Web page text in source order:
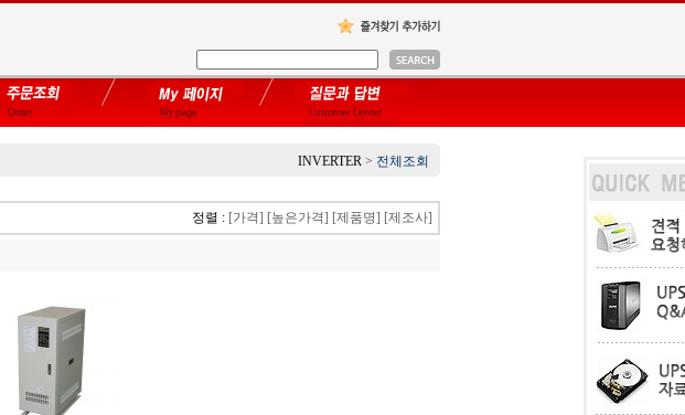
INVERTER > 전체조회
정렬 : [가격] [높은가격] [제품명] [제조사]